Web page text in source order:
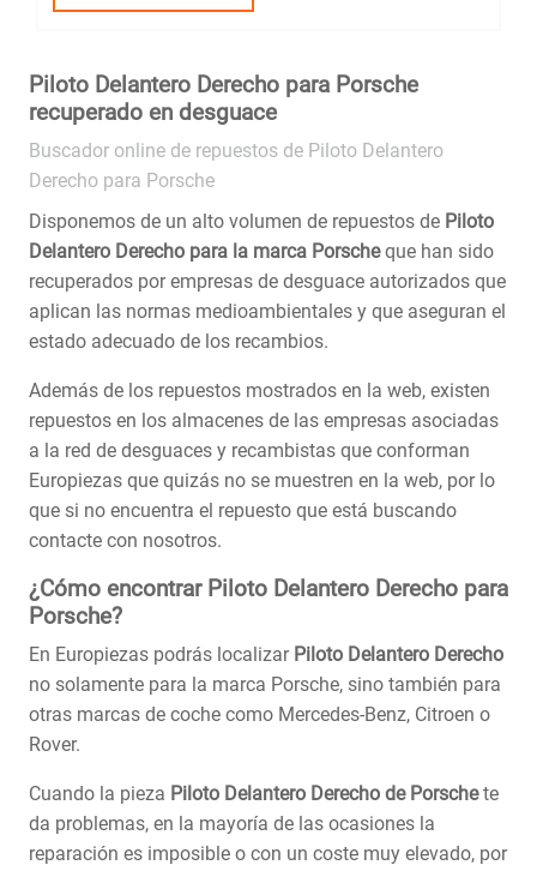
Piloto Delantero Derecho para Porsche
recuperado en desguace
Buscador online de repuestos de Piloto Delantero
Derecho para Porsche
Disponemos de un alto volumen de repuestos de Piloto
Delantero Derecho para la marca Porscheque han sido
recuperados por empresas de desguace autorizados que
aplican las normas medioambientales y que aseguran el
estado adecuado de los recambios.
Además de los repuestos mostrados en la web, existen
repuestos en los almacenes de las empresas asociadas
a la red de desguaces y recambistas que conforman
Europiezas que quizás no se muestren en la web, por lo
que si no encuentra el repuesto que está buscando
contacte con nosotros.
¿Cómo encontrar Piloto Delantero Derecho para
Porsche?
En Europiezas podrás localizar Piloto Delantero Derecho
no solamente para la marca Porsche, sino también para
otras marcas de coche como Mercedes-Benz, Citroen o
Rover.
Cuando la pieza Piloto Delantero Derecho de Porschete
da problemas, en la mayoría de las ocasiones la
reparación es imposible o con un coste muy elevado, por